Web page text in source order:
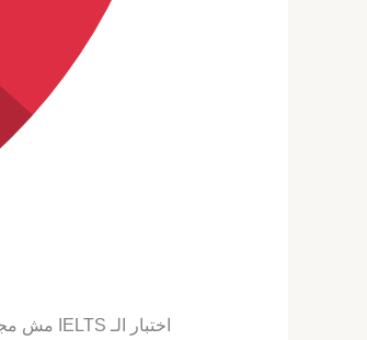
اختبار الـ IELTS مش مجرد امتحان، ده مفتاح أساسي بيفتحلك أبواب جامعات عالمية وفرص عمل مميزة في أي مكان في العالم